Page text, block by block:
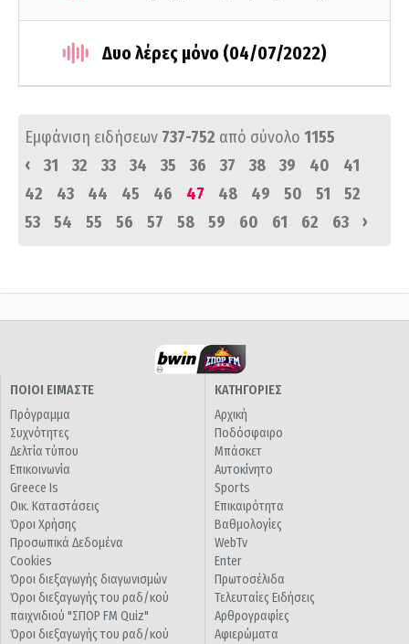
Δυο λέρες μόνο (04/07/2022)
Εμφάνιση ειδήσεων 737-752 από σύνολο 1155
‹
31 32 33 34 35 36 37 38 39 40
41
42
43 44 45 46 47 48 49 50 51
52
53
54 55 56 57 58 59 60 61 62 63 ›
ΠΟΙΟΙ ΕΙΜΑΣΤΕ
Πρόγραμμα
Συχνότητες
Δελτία τύπου
Επικοινωνία
Greece Is
Οικ. Καταστάσεις
Όροι Χρήσης
Προσωπικά Δεδομένα
Cookies
Όροι διεξαγωγής διαγωνισμών
Όροι διεξαγωγής του ραδ/κού
παιχνιδιού "ΣΠΟΡ FM Quiz"
Όροι διεξαγωγής του ραδ/κού
ΚΑΤΗΓΟΡΙΕΣ
Αρχική
Ποδόσφαιρο
Μπάσκετ
Αυτοκίνητο
Sports
Επικαιρότητα
Βαθμολογίες
WebTv
Enter
Πρωτοσέλιδα
Τελευταίες Ειδήσεις
Αρθρογραφίες
Αφιερώματα